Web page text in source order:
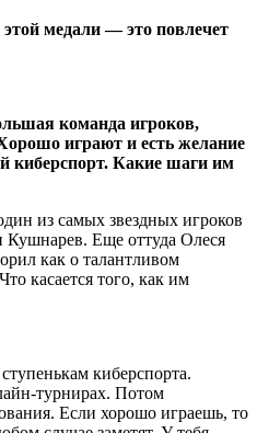
медали — это повлечет
команда игроков,
играют и есть желание
киберспорт. Какие шаги им
из самых звездных игроков
Еще оттуда Олеся
как о талантливом
касается того, как им
киберспорта.
турнирах. Потом
Если хорошо играешь, то